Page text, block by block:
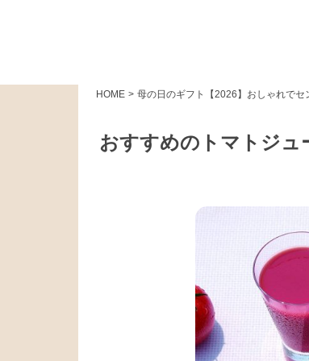
HOME > 母の日のギフト【2026】おしゃれでセ
おすすめのトマトジュ